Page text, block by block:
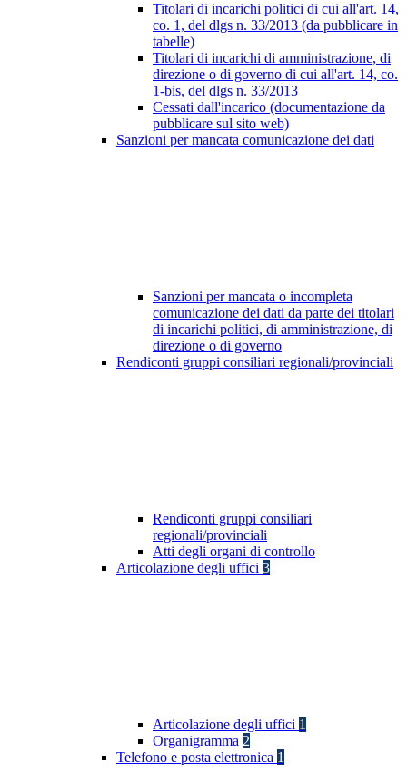
Titolari di incarichi politici di cui all'art. 14,
co. 1, del dlgs n. 33/2013 (da pubblicare in
tabelle)
Titolari di incarichi di amministrazione, di
direzione o di governo di cui all'art. 14, co.
1-bis, del dlgs n. 33/2013
Cessati dall'incarico (documentazione da
pubblicare sul sito web)
Sanzioni per mancata comunicazione dei dati
Sanzioni per mancata o incompleta
comunicazione dei dati da parte dei titolari
di incarichi politici, di amministrazione, di
direzione o di governo
Rendiconti gruppi consiliari regionali/provinciali
Rendiconti gruppi consiliari
regionali/provinciali
Atti degli organi di controllo
Articolazione degli uffici 3
Articolazione degli uffici 1
Organigramma 2
Telefono e posta elettronica 1